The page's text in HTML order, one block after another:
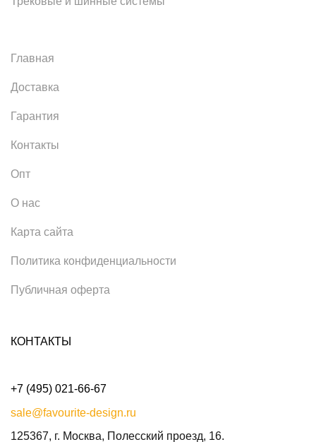
Главная
Доставка
Гарантия
Контакты
Опт
О нас
Карта сайта
Политика конфиденциальности
Публичная оферта
КОНТАКТЫ
+7 (495) 021-66-67
sale@favourite-design.ru
125367, г. Москва, Полесский проезд, 16.